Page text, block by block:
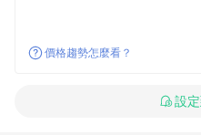
價格趨勢怎麼看？
設